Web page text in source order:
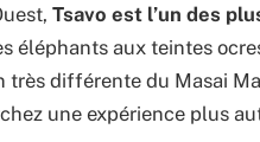
Tsavo est l’un des
éléphants aux teintes
différente du Masai
une expérience plus